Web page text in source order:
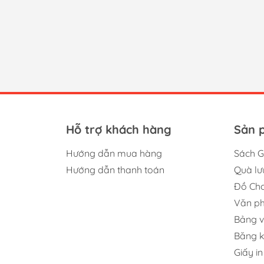
Hỗ trợ khách hàng
Hướng dẫn mua hàng
Hướng dẫn thanh toán
Sản
Sách
Quà
Đồ
Văn
Bảng
Băng
Giấy in